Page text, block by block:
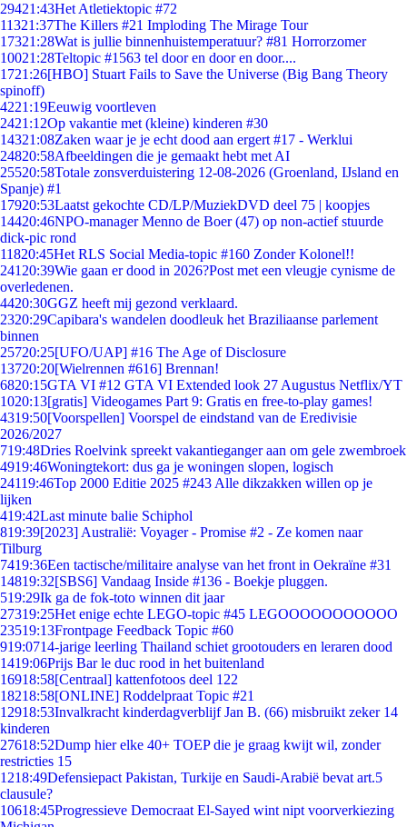
29421:43Het Atletiektopic #72
11321:37The Killers #21 Imploding The Mirage Tour
17321:28Wat is jullie binnenhuistemperatuur? #81 Horrorzomer
10021:28Teltopic #1563 tel door en door en door....
1721:26[HBO] Stuart Fails to Save the Universe (Big Bang Theory
spinoff)
4221:19Eeuwig voortleven
2421:12Op vakantie met (kleine) kinderen #30
14321:08Zaken waar je je echt dood aan ergert #17 - Werklui
24820:58Afbeeldingen die je gemaakt hebt met AI
25520:58Totale zonsverduistering 12-08-2026 (Groenland, IJsland en
Spanje) #1
17920:53Laatst gekochte CD/LP/MuziekDVD deel 75 | koopjes
14420:46NPO-manager Menno de Boer (47) op non-actief stuurde
dick-pic rond
11820:45Het RLS Social Media-topic #160 Zonder Kolonel!!
241 20:39Wie gaan er dood in 2026?Post met een vleugje cynisme de
overledenen.
4420:30GGZ heeft mij gezond verklaard.
2320:29Capibara's wandelen doodleuk het Braziliaanse parlement
binnen
25720:25[UFO/UAP] #16 The Age of Disclosure
13720:20[Wielrennen #616] Brennan!
6820:15GTA VI #12 GTA VI Extended look 27 Augustus Netflix/YT
1020:13[gratis] Videogames Part 9: Gratis en free-to-play games!
4319:50[Voorspellen] Voorspel de eindstand van de Eredivisie
2026/2027
719:48Dries Roelvink spreekt vakantieganger aan om gele zwembroek
4919:46Woningtekort: dus ga je woningen slopen, logisch
24119:46Top 2000 Editie 2025 #243 Alle dikzakken willen op je
lijken
419:42Last minute balie Schiphol
819:39[2023] Australië: Voyager - Promise #2 - Ze komen naar
Tilburg
7419:36Een tactische/militaire analyse van het front in Oekraïne #31
14819:32[SBS6] Vandaag Inside #136 - Boekje pluggen.
519:29Ik ga de fok-toto winnen dit jaar
27319:25Het enige echte LEGO-topic #45 LEGOOOOOOOOOOO
23519:13Frontpage Feedback Topic #60
919:0714-jarige leerling Thailand schiet grootouders en leraren dood
1419:06Prijs Bar le duc rood in het buitenland
16918:58[Centraal] kattenfotoos deel 122
18218:58[ONLINE] Roddelpraat Topic #21
12918:53Invalkracht kinderdagverblijf Jan B. (66) misbruikt zeker 14
kinderen
27618:52Dump hier elke 40+ TOEP die je graag kwijt wil, zonder
restricties 15
1218:49Defensiepact Pakistan, Turkije en Saudi-Arabië bevat art.5
clausule?
10618:45Progressieve Democraat El-Sayed wint nipt voorverkiezing